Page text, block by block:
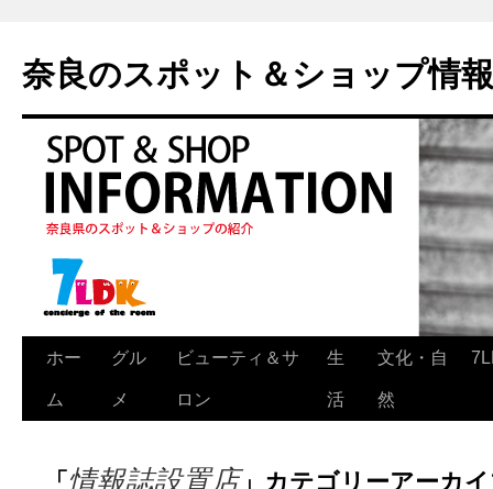
奈良のスポット＆ショップ情報
ホー
ム
グル
メ
ビューティ＆サ
ロン
生
活
文化・自
然
「 情報誌設置店 」カテゴリーアーカ